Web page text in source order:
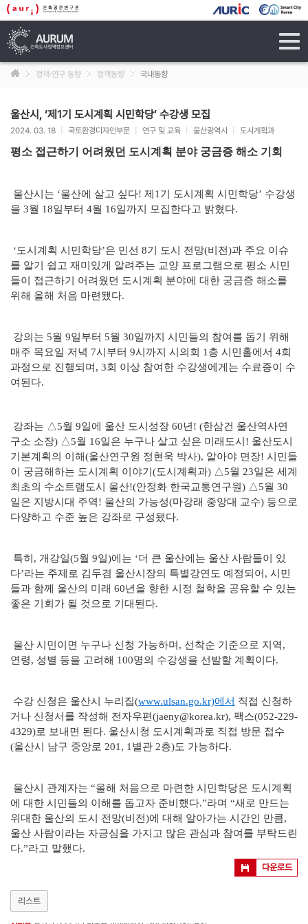
정책·연구 동향 정책동향 국내동향
울산시, ‘제1기 도시계획 시민학당’ 수강생 모집
2024. 03. 18 국토환경디자인부문 연구 및 교육 울산광역시 도시계획과
평소 접근하기 어려웠던 도시계획 분야 궁금증 해소 기회
울산시는 ‘울산에 살고 싶다! 제1기 도시계획 시민학당’ 수강생
을 3월 18일부터 4월 16일까지 모집한다고 밝혔다.
‘도시계획 시민학당’은 민선 8기 도시 전망(비전)과 주요 이슈
를 알기 쉽고 재미있게 알려주는 교양 프로그램으로 평소 시민
들이 접근하기 어려웠던 도시계획 분야에 대한 궁금증 해소를
위해 올해 처음 마련됐다.
강의는 5월 9일부터 5월 30일까지 시민들의 참여를 돕기 위해
매주 목요일 저녁 7시부터 9시까지 시의회 1층 시민홀에서 4회
과정으로 진행되며, 3회 이상 참여한 수강생에게는 수료증이 수
여된다.
강좌는 △5월 9일에 울산 도시성장 60년! (한삼건 울산역사연
구소 소장) △5월 16일은 누구나 살고 싶은 미래도시! 울산도시
기본계획의 이해(울산연구원 정현욱 박사), 알아야 면장! 시민들
이 궁금해하는 도시계획 이야기(도시계획과) △5월 23일은 세계
최초의 수소트램도시 울산!(안정화 한국교통연구원) △5월 30
일은 지방시대 주역! 울산의 가능성(마강래 중앙대 교수) 등으로
다양하고 수준 높은 강좌로 구성됐다.
특히, 개강일(5월 9일)에는 ‘더 큰 울산에는 울산 사람들이 있
다’라는 주제로 김두겸 울산시장의 특별강연도 예정되어, 시민
들과 함께 울산의 미래 60년을 향한 시정 철학을 공유할 수 있는
좋은 기회가 될 것으로 기대된다.
울산 시민이면 누구나 신청 가능하며, 선착순 기준으로 지역,
연령, 성별 등을 고려해 100명의 수강생을 선발할 계획이다.
수강 신청은 울산시 누리집(www.ulsan.go.kr)에서 직접 신청하
거나 신청서를 작성해 전자우편(jaeny@korea.kr), 팩스(052-229-
4329)로 보내면 된다. 울산시청 도시계획과로 직접 방문 접수
(울산시 남구 중앙로 201, 1별관 2층)도 가능하다.
울산시 관계자는 “올해 처음으로 마련한 시민학당은 도시계획
에 대한 시민들의 이해를 돕고자 준비했다.”라며 “새로 만드는
위대한 울산의 도시 전망(비전)에 대해 알아가는 시간인 만큼,
울산 사람이라는 자긍심을 가지고 많은 관심과 참여를 부탁드린
다.”라고 말했다.
다운로드
리스트